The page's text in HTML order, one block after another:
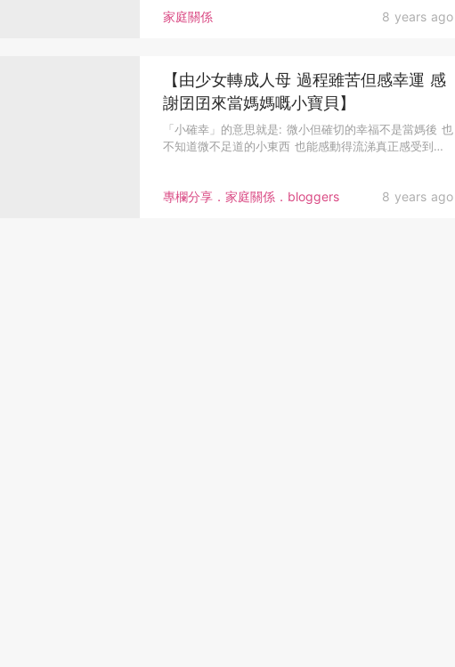
家庭關係 8 years ago
專欄分享．家庭關係．bloggers 8 years ago
【由少女轉成人母 過程雖苦但感幸運 感
謝囝囝來當媽媽嘅小寶貝】
「小確幸」的意思就是: 微小但確切的幸福不是當媽後 也
不知道微不足道的小東西 也能感動得流涕真正感受到什